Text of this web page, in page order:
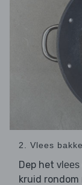
2. Vlees
Dep het vlees
kruid